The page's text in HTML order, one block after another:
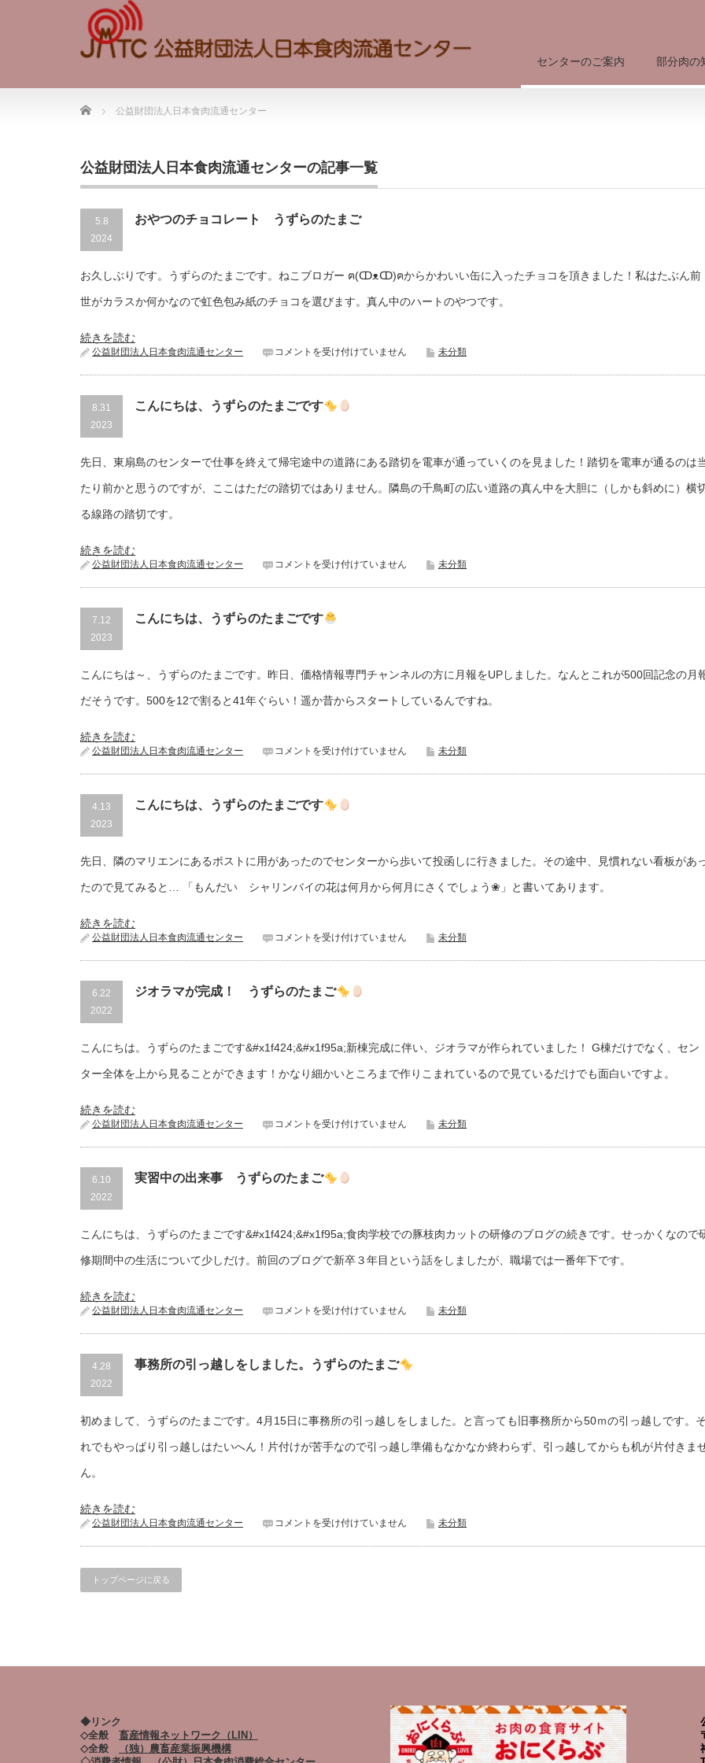
センターのご案内 部分肉の
Home 公益財団法人日本食肉流通センター
公益財団法人日本食肉流通センターの記事一覧
5.8
2024
おやつのチョコレート うずらのたまご
お久しぶりです。うずらのたまごです。ねこブロガー ฅ(ↀᴥↀ)ฅからかわいい缶に入ったチョコを頂きました！私はたぶん前
世がカラスか何かなので虹色包み紙のチョコを選びます。真ん中のハートのやつです。
続きを読む
公益財団法人日本食肉流通センター コメントを受け付けていません 未分類
8.31
2023
こんにちは、うずらのたまごです
先日、東扇島のセンターで仕事を終えて帰宅途中の道路にある踏切を電車が通っていくのを見ました！踏切を電車が通るのは
たり前かと思うのですが、ここはただの踏切ではありません。隣島の千鳥町の広い道路の真ん中を大胆に（しかも斜めに）横
る線路の踏切です。
続きを読む
公益財団法人日本食肉流通センター コメントを受け付けていません 未分類
7.12
2023
こんにちは、うずらのたまごです
こんにちは～、うずらのたまごです。昨日、価格情報専門チャンネルの方に月報をUPしました。なんとこれが500回記念の月
だそうです。500を12で割ると41年ぐらい！遥か昔からスタートしているんですね。
続きを読む
公益財団法人日本食肉流通センター コメントを受け付けていません 未分類
4.13
2023
こんにちは、うずらのたまごです
先日、隣のマリエンにあるポストに用があったのでセンターから歩いて投函しに行きました。その途中、見慣れない看板があ
たので見てみると… 「もんだい シャリンバイの花は何月から何月にさくでしょう❀」と書いてあります。
続きを読む
公益財団法人日本食肉流通センター コメントを受け付けていません 未分類
6.22
2022
ジオラマが完成！ うずらのたまご
こんにちは。うずらのたまごです&#x1f424;&#x1f95a;新棟完成に伴い、ジオラマが作られていました！ G棟だけでなく、セン
ター全体を上から見ることができます！かなり細かいところまで作りこまれているので見ているだけでも面白いですよ。
続きを読む
公益財団法人日本食肉流通センター コメントを受け付けていません 未分類
6.10
2022
実習中の出来事 うずらのたまご
こんにちは、うずらのたまごです&#x1f424;&#x1f95a;食肉学校での豚枝肉カットの研修のブログの続きです。せっかくなので
修期間中の生活について少しだけ。前回のブログで新卒３年目という話をしましたが、職場では一番年下です。
続きを読む
公益財団法人日本食肉流通センター コメントを受け付けていません 未分類
4.28
2022
事務所の引っ越しをしました。うずらのたまご
初めまして、うずらのたまごです。4月15日に事務所の引っ越しをしました。と言っても旧事務所から50ｍの引っ越しです。そ
れでもやっぱり引っ越しはたいへん！片付けが苦手なので引っ越し準備もなかなか終わらず、引っ越してからも机が片付きま
ん。
続きを読む
公益財団法人日本食肉流通センター コメントを受け付けていません 未分類
トップページに戻る
◆リンク
◇全般 畜産情報ネットワーク（LIN）
◇全般
（独）農畜産業振興機構